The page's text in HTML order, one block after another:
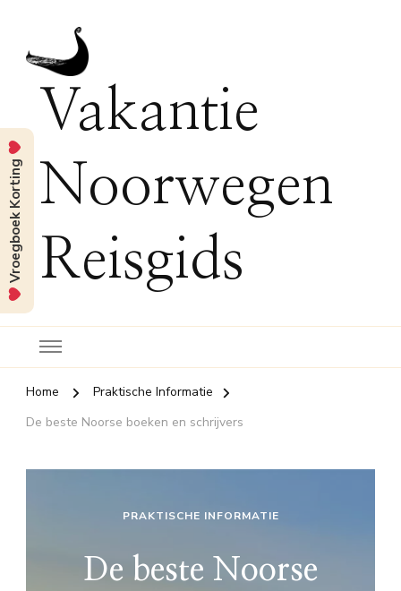
Vakantie
Noorwegen
Reisgids
Home
Praktische Informatie
De beste Noorse boeken en schrijvers
PRAKTISCHE INFORMATIE
De beste Noorse
Vroegboek Korting